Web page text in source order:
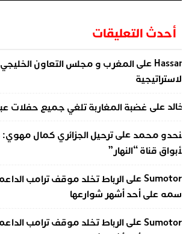
أحدث التعليقات
علىالمغرب و مجلس التعاون الخليجي
علىغضبة المغاربة تلغي جميع حفلات عبد
محمدعلىترحيل الجزائري كمال مهوي:
قناة “النهار”
علىالرباط تخلد موقف ترامب
على أحد أشهر شوارعها
علىالرباط تخلد موقف ترامب